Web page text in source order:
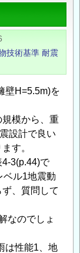
技術基準 耐震
壁H=5.5m)を
模から、重
設計で良い
す。
3(p.44)で
ベル1地震動
、質問して
なのでしょ
は性能1、地